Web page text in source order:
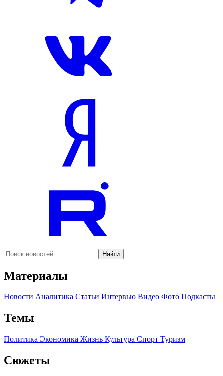
Найти
Материалы
Новости Аналитика Статьи Интервью Видео Фото Подкасты
Темы
Политика Экономика Жизнь Культура Спорт Туризм
Сюжеты